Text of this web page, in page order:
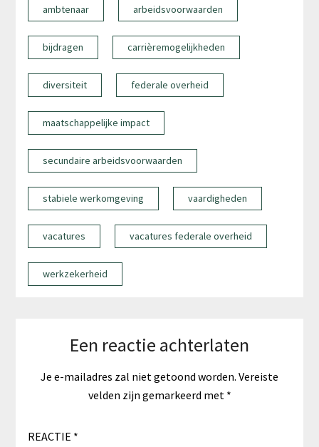
ambtenaar arbeidsvoorwaarden
bijdragen carrièremogelijkheden
diversiteit federale overheid
maatschappelijke impact
secundaire arbeidsvoorwaarden
stabiele werkomgeving vaardigheden
vacatures vacatures federale overheid
werkzekerheid
Een reactie achterlaten
Je e-mailadres zal niet getoond worden. Vereiste
velden zijn gemarkeerd met *
REACTIE *